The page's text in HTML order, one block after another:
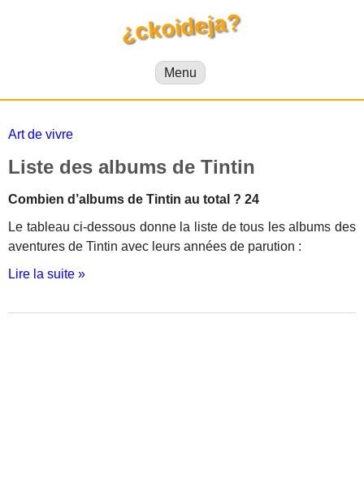
¿ckoideja?
Menu
Art de vivre
Liste des albums de Tintin
Combien d’albums de Tintin au total ? 24
Le tableau ci-dessous donne la liste de tous les albums des
aventures de Tintin avec leurs années de parution :
Lire la suite »